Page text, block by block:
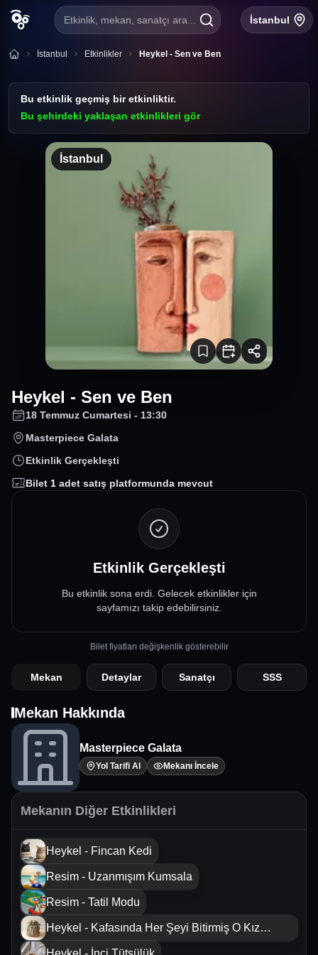
Etkinlik, mekan, sanatçı ara... İstanbul
İstanbul Etkinlikler Heykel - Sen ve Ben
Bu etkinlik geçmiş bir etkinliktir.
Bu şehirdeki yaklaşan etkinlikleri gör
İstanbul
Heykel - Sen ve Ben
18 Temmuz Cumartesi - 13:30
Masterpiece Galata
Etkinlik Gerçekleşti
Bilet 1 adet satış platformunda mevcut
Etkinlik Gerçekleşti
Bu etkinlik sona erdi. Gelecek etkinlikler için
sayfamızı takip edebilirsiniz.
Bilet fiyatları değişkenlik gösterebilir
Mekan Detaylar Sanatçı SSS
Mekan Hakkında
Masterpiece Galata
Yol Tarifi Al Mekanı İncele
Mekanın Diğer Etkinlikleri
Heykel - Fincan Kedi
Resim - Uzanmışım Kumsala
Resim - Tatil Modu
Heykel - Kafasında Her Şeyi Bitirmiş O Kız